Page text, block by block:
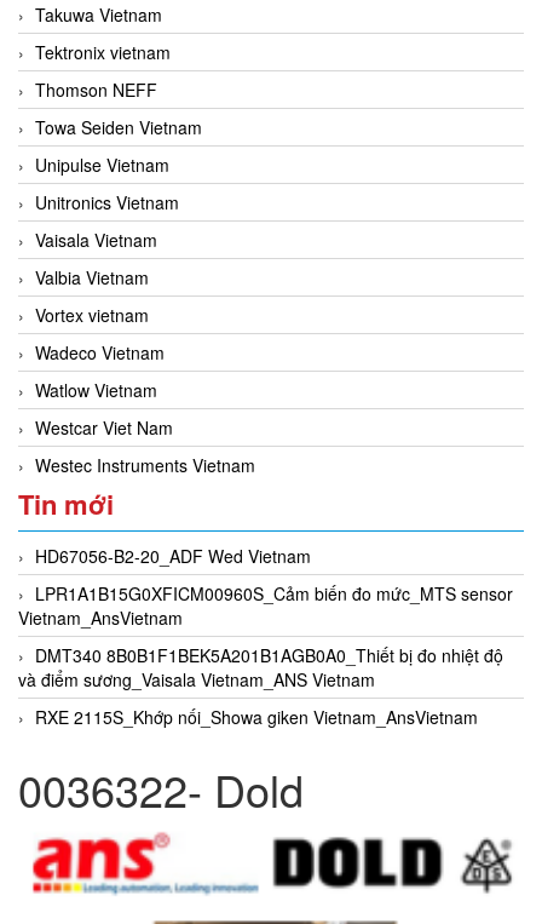
Takuwa Vietnam
Tektronix vietnam
Thomson NEFF
Towa Seiden Vietnam
Unipulse Vietnam
Unitronics Vietnam
Vaisala Vietnam
Valbia Vietnam
Vortex vietnam
Wadeco Vietnam
Watlow Vietnam
Westcar Viet Nam
Westec Instruments Vietnam
Tin mới
HD67056-B2-20_ADF Wed Vietnam
LPR1A1B15G0XFICM00960S_Cảm biến đo mức_MTS sensor
Vietnam_AnsVietnam
DMT340 8B0B1F1BEK5A201B1AGB0A0_Thiết bị đo nhiệt độ
và điểm sương_Vaisala Vietnam_ANS Vietnam
RXE 2115S_Khớp nối_Showa giken Vietnam_AnsVietnam
0036322- Dold